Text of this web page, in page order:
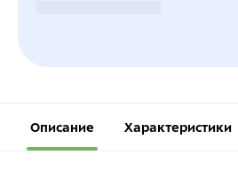
Описание Характеристики